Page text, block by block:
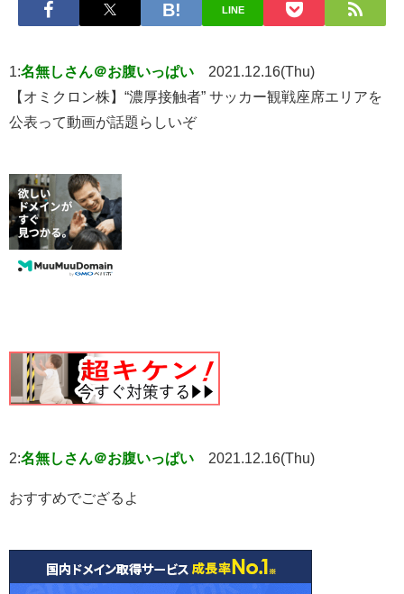
LINE
1:名無しさん＠お腹いっぱい
2021.12.16(Thu)
【オミクロン株】“濃厚接触者” サッカー観戦座席エリアを
公表って動画が話題らしいぞ
2:名無しさん＠お腹いっぱい 2021.12.16(Thu)
おすすめでござるよ